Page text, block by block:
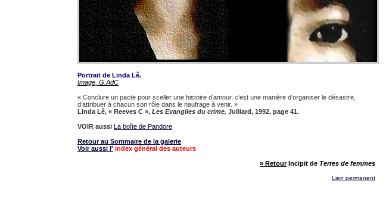
Portrait de Linda Lê.
Image, G.AdC
« Conclure un pacte pour sceller une histoire d’amour, c’est une manière d’organiser le désastre,
d’attribuer à chacun son rôle dans le naufrage à venir. »
Linda Lê, « Reeves C », Les Evangiles du crime, Julliard, 1992, page 41.
VOIR aussi La boîte de Pandore
Retour au Sommaire de la galerie
Voir aussi l' index général des auteurs
» RetourIncipit de Terres de femmes
Lien permanent